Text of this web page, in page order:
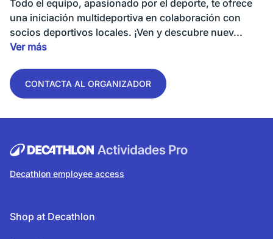
Todo el equipo, apasionado por el deporte, te ofrece
una iniciación multideportiva en colaboración con
socios deportivos locales. ¡Ven y descubre nuev...
Ver más
CONTACTA AL ORGANIZADOR
Decathlon employee access
Shop at Decathlon